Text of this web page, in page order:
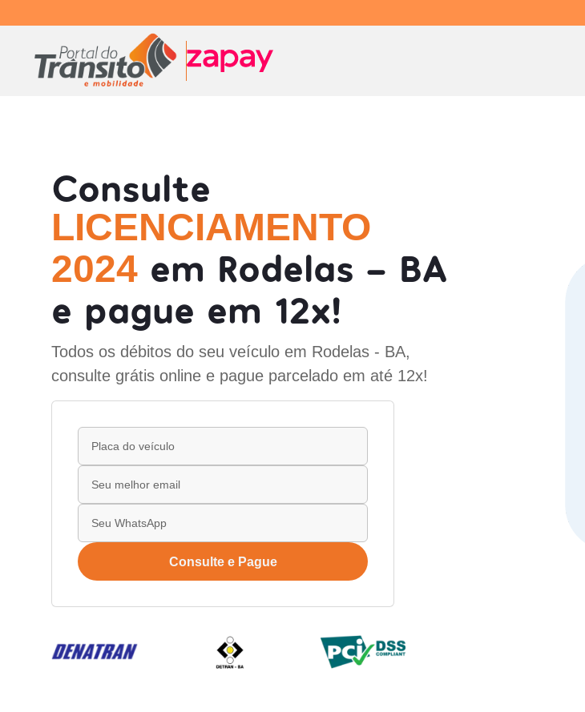
Consulte
LICENCIAMENTO
2024 em Rodelas - BA
e pague em 12x!
Todos os débitos do seu veículo em Rodelas - BA,
consulte grátis online e pague parcelado em até 12x!
Consulte e Pague